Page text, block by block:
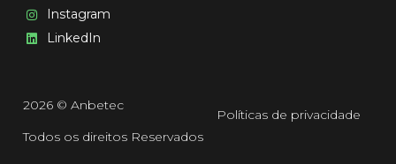
Instagram
LinkedIn
2026 © Anbetec
Todos os direitos Reservados
Políticas de privacidade